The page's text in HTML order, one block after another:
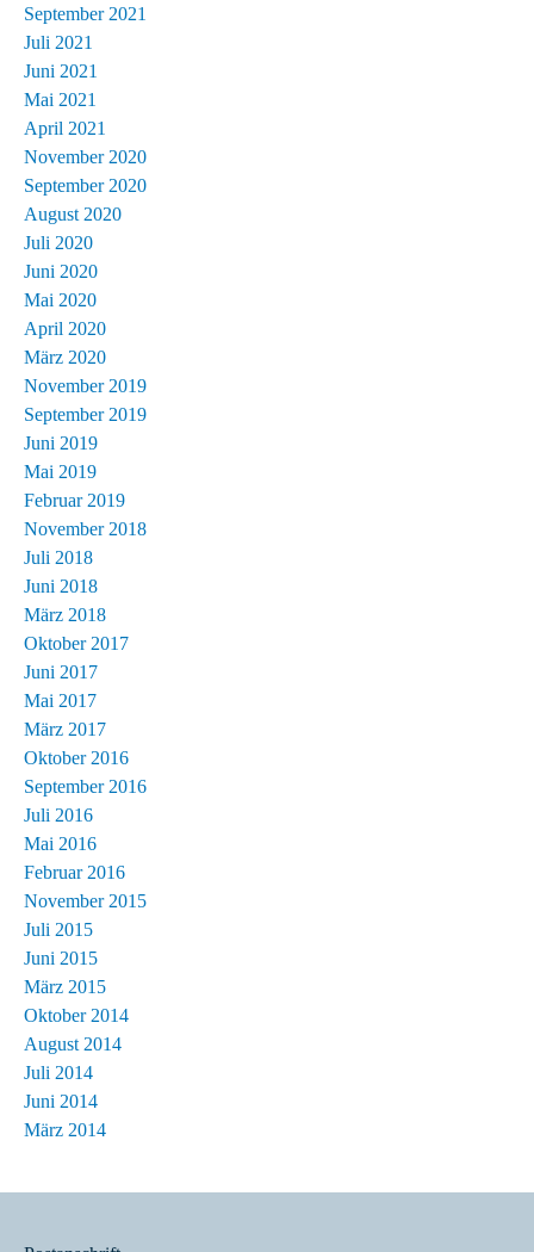
September 2021
Juli 2021
Juni 2021
Mai 2021
April 2021
November 2020
September 2020
August 2020
Juli 2020
Juni 2020
Mai 2020
April 2020
März 2020
November 2019
September 2019
Juni 2019
Mai 2019
Februar 2019
November 2018
Juli 2018
Juni 2018
März 2018
Oktober 2017
Juni 2017
Mai 2017
März 2017
Oktober 2016
September 2016
Juli 2016
Mai 2016
Februar 2016
November 2015
Juli 2015
Juni 2015
März 2015
Oktober 2014
August 2014
Juli 2014
Juni 2014
März 2014